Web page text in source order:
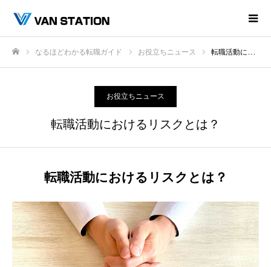
なるほどわかる転職ガイド お役立ちニュース 転職活動におけるリスクとは？
お役立ちニュース
転職活動におけるリスクとは？
転職活動におけるリスクとは？